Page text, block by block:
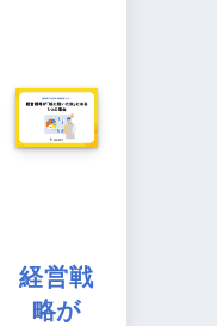
経営戦
略が